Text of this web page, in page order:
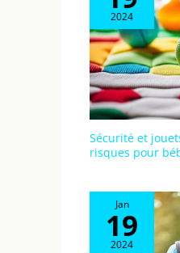
2024
Sécurité et
risques pour
Jan
19
2024